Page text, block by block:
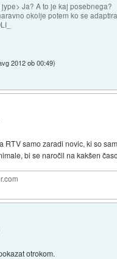
Ja? A to je kaj posebnega?
okolje potem ko se
2012 ob 00:49)
RTV samo zaradi novic, ki so
bi se naročil na kakšen
otrokom.